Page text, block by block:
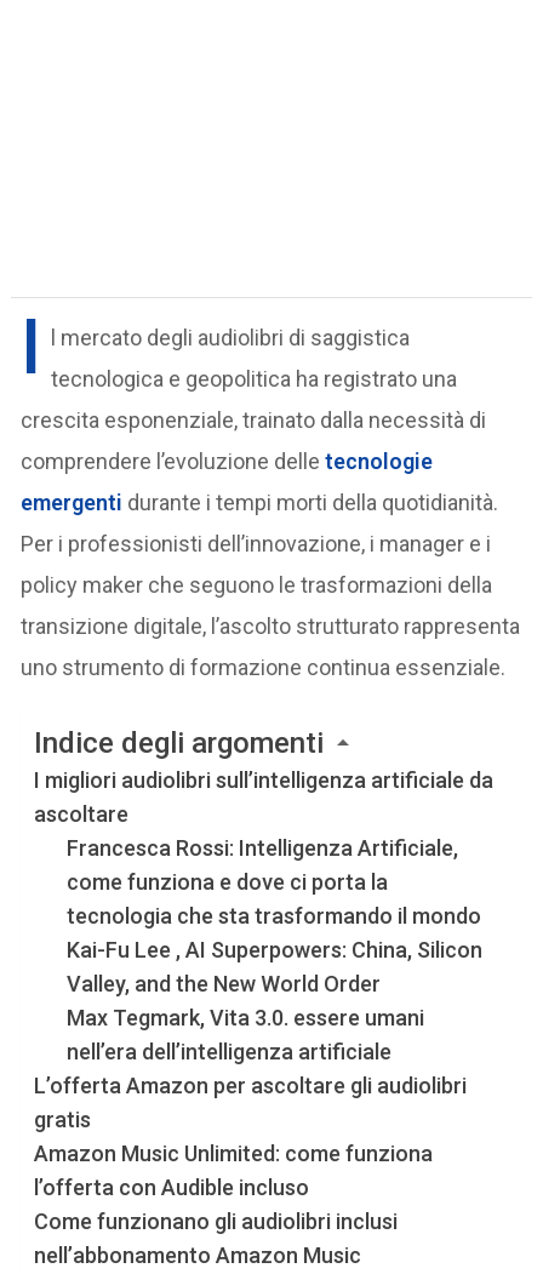
I
l mercato degli audiolibri di saggistica
tecnologica e geopolitica ha registrato una
crescita esponenziale, trainato dalla necessità di
comprendere l’evoluzione delletecnologie
emergenti durante i tempi morti della quotidianità.
Per i professionisti dell’innovazione, i manager e i
policy maker che seguono le trasformazioni della
transizione digitale, l’ascolto strutturato rappresenta
uno strumento di formazione continua essenziale.
Indice degli argomenti
I migliori audiolibri sull’intelligenza artificiale da
ascoltare
Francesca Rossi: Intelligenza Artificiale,
come funziona e dove ci porta la
tecnologia che sta trasformando il mondo
Kai-Fu Lee , AI Superpowers: China, Silicon
Valley, and the New World Order
Max Tegmark, Vita 3.0. essere umani
nell’era dell’intelligenza artificiale
L’offerta Amazon per ascoltare gli audiolibri
gratis
Amazon Music Unlimited: come funziona
l’offerta con Audible incluso
Come funzionano gli audiolibri inclusi
nell’abbonamento Amazon Music